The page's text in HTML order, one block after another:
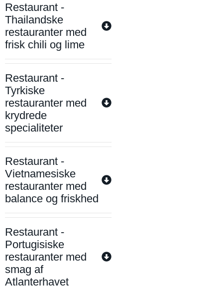
Restaurant -
Thailandske
restauranter med
frisk chili og lime
Restaurant -
Tyrkiske
restauranter med
krydrede
specialiteter
Restaurant -
Vietnamesiske
restauranter med
balance og friskhed
Restaurant -
Portugisiske
restauranter med
smag af
Atlanterhavet